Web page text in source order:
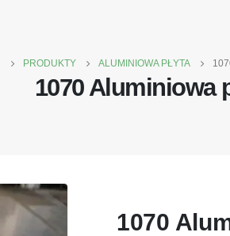
PRODUKTY ALUMINIOWA PŁYTA
1070 Aluminiowa
1070